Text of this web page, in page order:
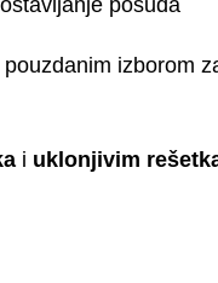
pouzdanim izborom
i uklonjivim